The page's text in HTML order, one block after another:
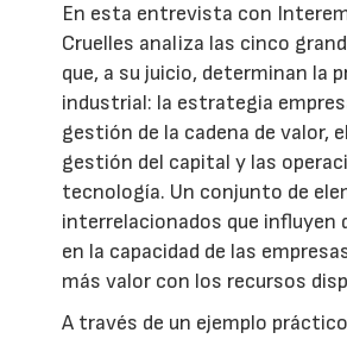
En esta entrevista con
Cruelles analiza las cinco
que, a su juicio, determinan la
industrial: la estrategia
gestión de la cadena de valor,
gestión del capital y las
tecnología. Un conjunto de
interrelacionados que influyen
en la capacidad de las
más valor con los recursos
A través de un ejemplo